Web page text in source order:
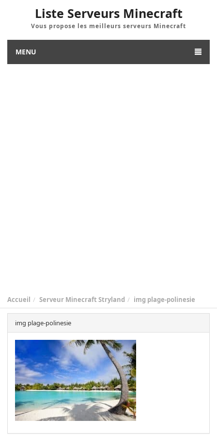
Liste Serveurs Minecraft
Vous propose les meilleurs serveurs Minecraft
MENU
Accueil Serveur Minecraft Stryland img plage-polinesie
img plage-polinesie